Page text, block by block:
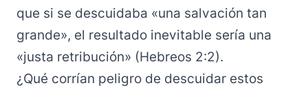
que si se descuidaba «una salvación tan
grande», el resultado inevitable sería una
«justa retribución» (Hebreos 2:2).
¿Qué corrían peligro de descuidar estos